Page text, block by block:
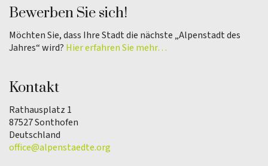
Bewerben Sie sich!
Möchten Sie, dass Ihre Stadt die nächste „Alpenstadt des
Jahres“ wird? Hier erfahren Sie mehr…
Kontakt
Rathausplatz 1
87527 Sonthofen
Deutschland
office@alpenstaedte.org